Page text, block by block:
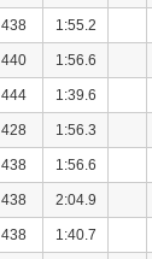
438 1:55.2
440 1:56.6
444 1:39.6
428 1:56.3
438 1:56.6
438 2:04.9
438 1:40.7